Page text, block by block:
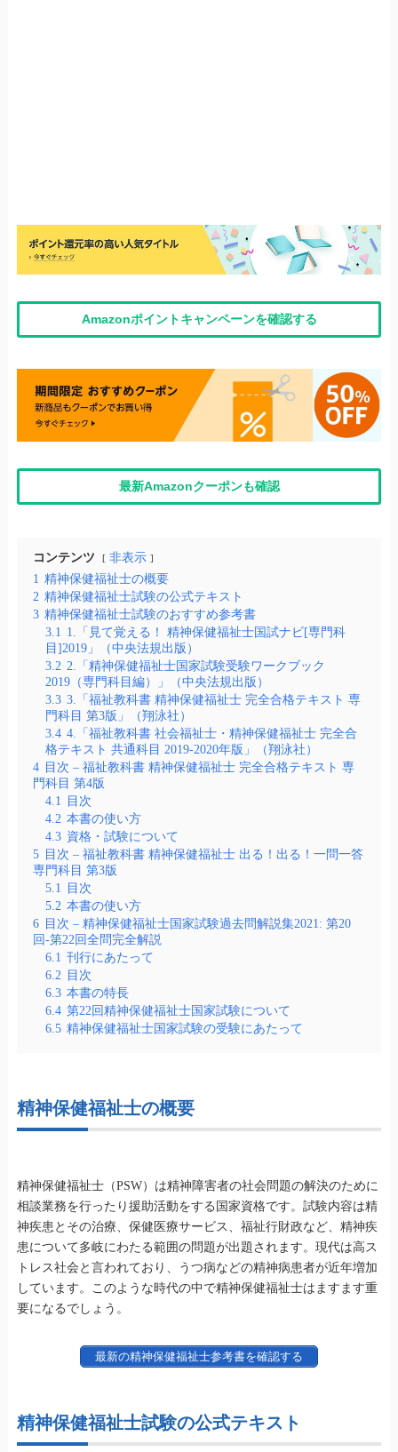
Amazonポイントキャンペーンを確認する
最新Amazonクーポンも確認
コンテンツ
非表示
1 精神保健福祉士の概要
2 精神保健福祉士試験の公式テキスト
3 精神保健福祉士試験のおすすめ参考書
3.1 1.「見て覚える！ 精神保健福祉士国試ナビ[専門科
目]2019」（中央法規出版）
3.2 2.「精神保健福祉士国家試験受験ワークブック
2019（専門科目編）」（中央法規出版）
3.3 3.「福祉教科書 精神保健福祉士 完全合格テキスト 専
門科目 第3版」（翔泳社）
3.4 4.「福祉教科書 社会福祉士・精神保健福祉士 完全合
格テキスト 共通科目 2019-2020年版」（翔泳社）
4 目次 – 福祉教科書 精神保健福祉士 完全合格テキスト 専
門科目 第4版
4.1
目次
4.2 本書の使い方
4.3 資格・試験について
5 目次 – 福祉教科書 精神保健福祉士 出る！出る！一問一答
専門科目 第3版
5.1
目次
5.2 本書の使い方
6 目次 – 精神保健福祉士国家試験過去問解説集2021: 第20
回-第22回全問完全解説
6.1 刊行にあたって
6.2 目次
6.3 本書の特長
6.4 第22回精神保健福祉士国家試験について
6.5 精神保健福祉士国家試験の受験にあたって
精神保健福祉士の概要
精神保健福祉士（PSW）は精神障害者の社会問題の解決のために
相談業務を行ったり援助活動をする国家資格です。試験内容は精
神疾患とその治療、保健医療サービス、福祉行財政など、精神疾
患について多岐にわたる範囲の問題が出題されます。現代は高ス
トレス社会と言われており、うつ病などの精神病患者が近年増加
しています。このような時代の中で精神保健福祉士はますます重
要になるでしょう。
最新の精神保健福祉士参考書を確認する
精神保健福祉士試験の公式テキスト